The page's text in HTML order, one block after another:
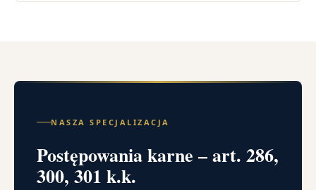
NASZA SPECJALIZACJA
Postępowania karne – art. 286,
300, 301 k.k.